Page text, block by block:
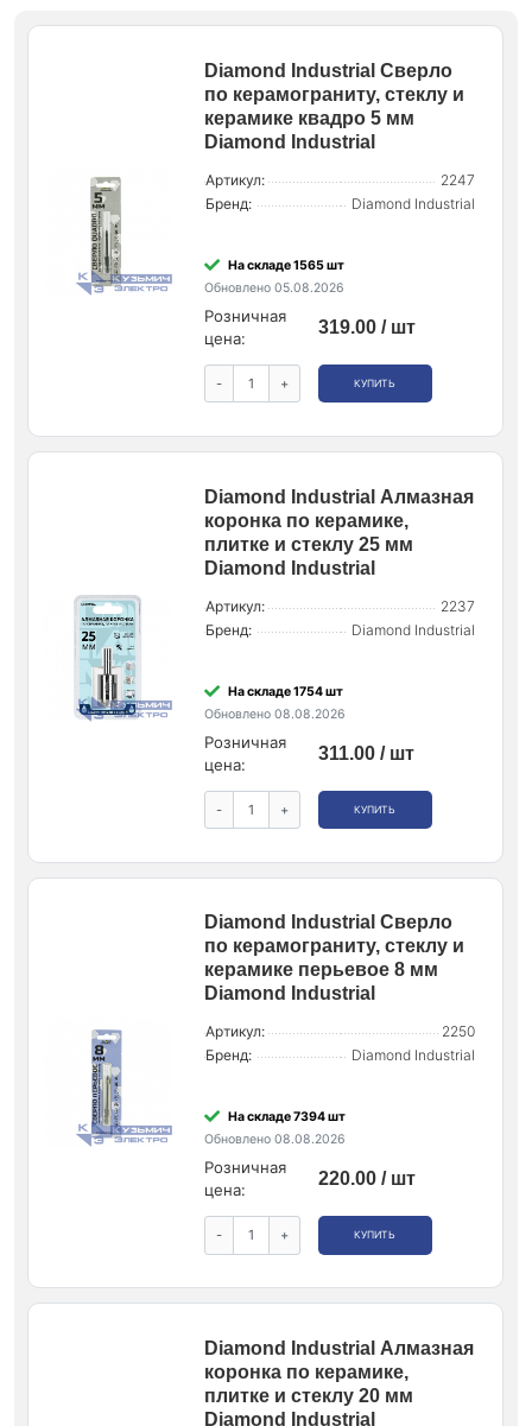
Diamond Industrial Сверло
по керамограниту, стеклу и
керамике квадро 5 мм
Diamond Industrial
Артикул:
2247
Бренд:
Diamond Industrial
На складе 1565 шт
Обновлено 05.08.2026
Розничная
цена:
319.00 / шт
- + КУПИТЬ
Diamond Industrial Алмазная
коронка по керамике,
плитке и стеклу 25 мм
Diamond Industrial
Артикул:
2237
Бренд:
Diamond Industrial
На складе 1754 шт
Обновлено 08.08.2026
Розничная
цена:
311.00 / шт
- + КУПИТЬ
Diamond Industrial Сверло
по керамограниту, стеклу и
керамике перьевое 8 мм
Diamond Industrial
Артикул:
2250
Бренд:
Diamond Industrial
На складе 7394 шт
Обновлено 08.08.2026
Розничная
цена:
220.00 / шт
- + КУПИТЬ
Diamond Industrial Алмазная
коронка по керамике,
плитке и стеклу 20 мм
Diamond Industrial